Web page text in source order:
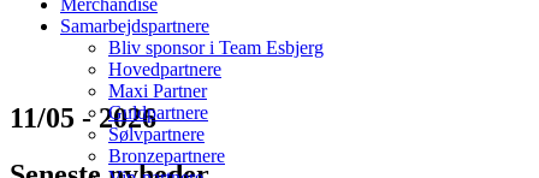
Merchandise
Samarbejdspartnere
Bliv sponsor i Team Esbjerg
Hovedpartnere
Maxi Partner
Guldpartnere
Sølvpartnere
Bronzepartnere
11/05 - 2026